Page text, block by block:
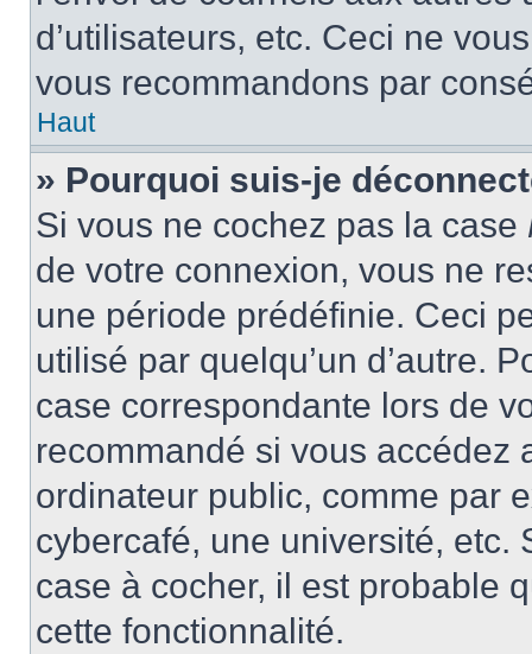
d’utilisateurs, etc. Ceci ne
vous recommandons par
Haut
» Pourquoi suis-je
Si vous ne cochez pas la case
de votre connexion, vous ne
une période prédéfinie. Ceci
utilisé par quelqu’un d’autre.
case correspondante lors de
recommandé si vous accédez
ordinateur public, comme par
cybercafé, une université, etc.
case à cocher, il est probable
cette fonctionnalité.